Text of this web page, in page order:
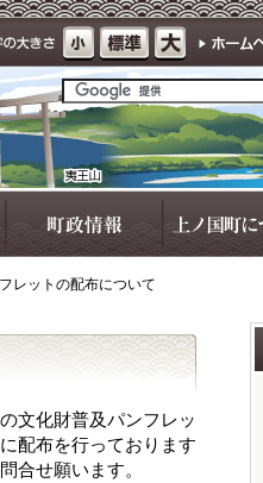
レットの配布について
文化財普及パンフレッ
配布を行っております
合せ願います。